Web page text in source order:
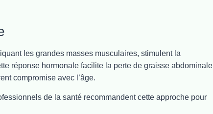
les grandes masses musculaires, stimulent la
réponse hormonale facilite la perte de graisse abdominale
compromise avec l’âge.
de la santé recommandent cette approche pour